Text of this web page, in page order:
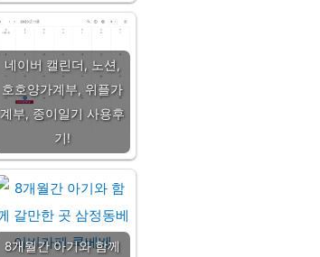
네이버 캘린더, 노션,
호호양가계부, 위플가
계부, 종이일기 사용후
기!
8개월간 아기와 함께